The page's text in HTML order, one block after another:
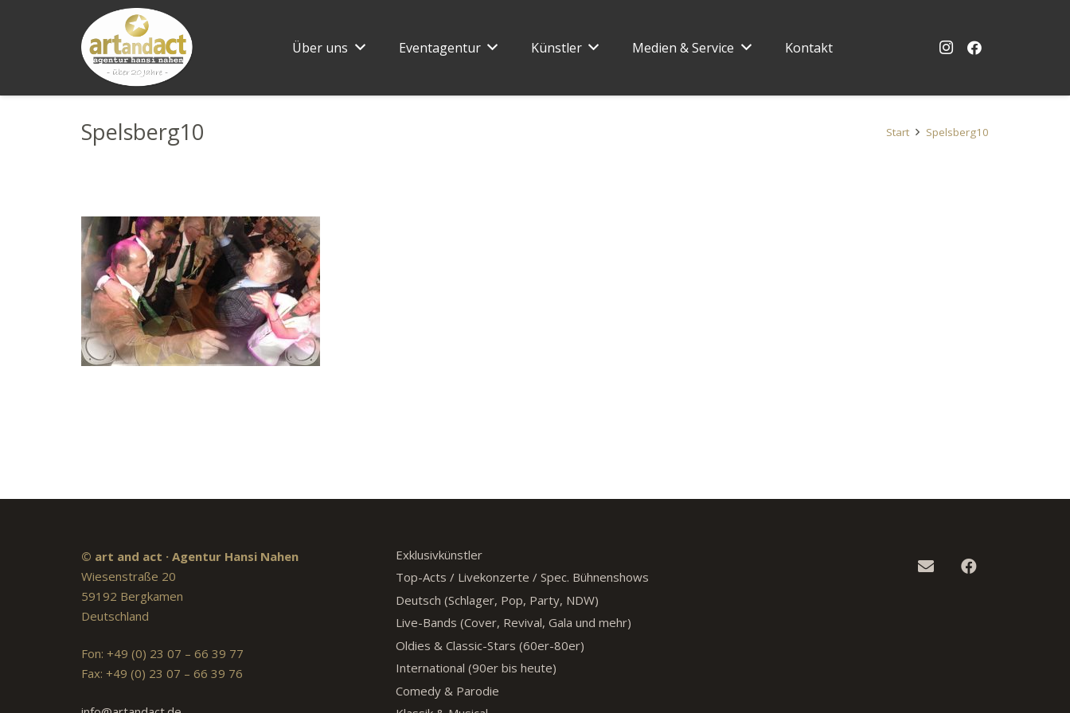
Über uns Eventagentur Künstler Medien & Service Kontakt
Spelsberg10 Start Spelsberg10
© art and act · Agentur Hansi Nahen
Wiesenstraße 20
59192 Bergkamen
Deutschland
Fon: +49 (0) 23 07 – 66 39 77
Fax: +49 (0) 23 07 – 66 39 76
Exklusivkünstler
Top-Acts / Livekonzerte / Spec. Bühnenshows
Deutsch (Schlager, Pop, Party, NDW)
Live-Bands (Cover, Revival, Gala und mehr)
Oldies & Classic-Stars (60er-80er)
International (90er bis heute)
Comedy & Parodie